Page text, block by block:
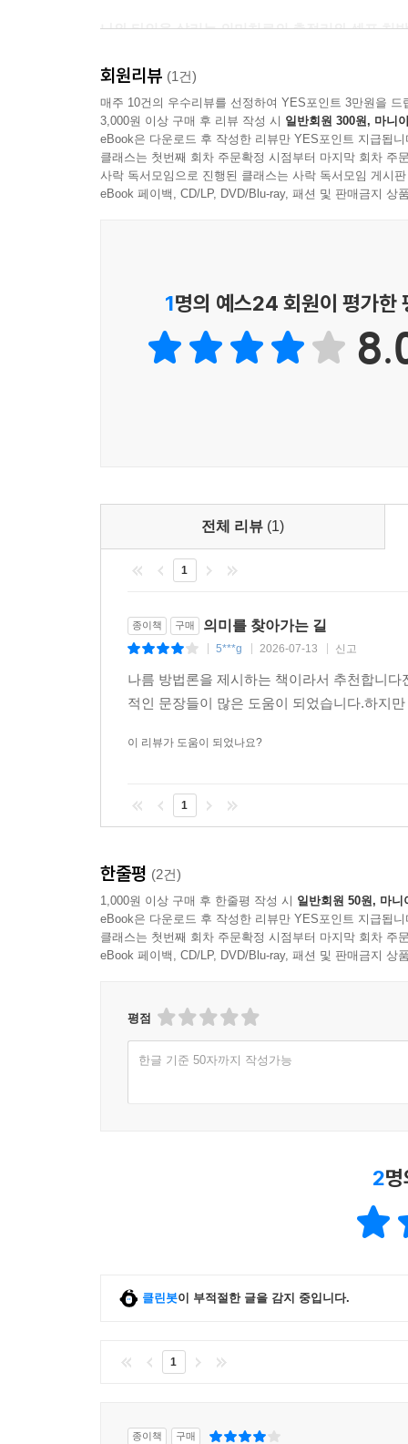
택합니다. 그것은 장기적으로 반드시 행복의 땅으
가급적 피해야 합니다. 가령 수술을 하면 나을 병
고뇌는 어디까지나 성장의 기회이며 수단이지 목
습니다. 인간이 의미도 없는 고통을 앓아야 할 이
되어, 주어진 과제는 비로소 의미를 가질 수 있게
--- p.193~194
있으면서 못 헤어지는 건 어딘가 그런 관계에 만
가치가 있는 인간으로 인생철학을 갖게 하는 게 치
나와 타인을 살리는 의미치료의 총정리와 셀프 처
“어떤 절망 속에서도 반드시 희망이 있고, 어떤 존
모든 사람의 인생에는 의미가 있다. 생명이 있
만드는 것이 아니라 발견하는 것이다. 태어날 때
있는 것이다. 니체는 “왜 살아야 하는지 아는 사
죽음에도 반드시 목적이 있을 것이다.”라고 했다.
(로고테라피)의 진수를 이해하게 된다고 말했다
자세를 갖추고 있다면 어떤 시련도 이겨낼 수 있는
• 나의 일을 정말 필요로 하는 사람은 누구인가? 어
• 그 누군가, 무언가를 위해 내가 할 수 있는 일이
삶이 나에게 무엇을 기대하는지 궁금하지 않는가
여는 글과 마치는 글 _이시형·박상미
『내 삶의 의미는 무엇인가』는 신경정신과 의
‘의미치료’를 실생활에서 매일 활용할 수 있도록
사람은 ‘의미치료’라는 한국어로 통일하여 쓰고 있
찾아갑시다. 우리가 겪은 고통은 반드시 내 미
나 개인을 넘어서 타인과 더불어서 의미를 창조
이르기를! 당신의 미래를 기대하고 응원합니다. 나
회원리뷰 (1건)
매주 10건의 우수리뷰를 선정하여 YES포인트 3만원을 드
3,000원 이상 구매 후 리뷰 작성 시 일반회원 300원, 마니
eBook은 다운로드 후 작성한 리뷰만 YES포인트 지급됩니
클래스는 첫번째 회차 주문확정 시점부터 마지막 회차 주
사락 독서모임으로 진행된 클래스는 사락 독서모임 게시
eBook 페이백, CD/LP, DVD/Blu-ray, 패션 및 판매금지 상
1명의 예스24 회원이 평가한
전체 리뷰 (1)
1
종이책 구매 의미를 찾아가는 길
5***g 2026-07-13 신고
나름 방법론을 제시하는 책이라서 추천합니
적인 문장들이 많은 도움이 되었습니다.하지
이 리뷰가 도움이 되었나요?
1
한줄평 (2건)
1,000원 이상 구매 후 한줄평 작성 시 일반회원 50원, 마니
eBook은 다운로드 후 작성한 리뷰만 YES포인트 지급됩니
클래스는 첫번째 회차 주문확정 시점부터 마지막 회차 주
eBook 페이백, CD/LP, DVD/Blu-ray, 패션 및 판매금지 상
평점
한글 기준 50자까지 작성가능
2
클린봇이 부적절한 글을 감지 중입니다.
1
종이책 구매